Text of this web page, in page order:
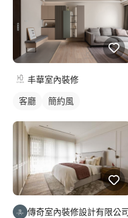
丰華室內裝修
客廳 簡約風
傳奇室內裝修設計有限公